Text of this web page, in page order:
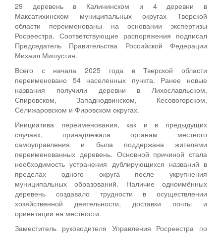
29 деревень в Калининском и 4 деревни в
Максатихинском муниципальных округах Тверской
области переименованы на основании экспертизы
Росреестра. Соответствующие распоряжения подписал
Председатель Правительства Российской Федерации
Михаил Мишустин.
Всего с начала 2025 года в Тверской области
переименовано 54 населенных пункта. Ранее новые
названия получили деревни в Лихославльском,
Спировском, Западнодвинском, Кесовогорском,
Селижаровском и Фировском округах.
Инициатива переименования, как и в предыдущих
случаях, принадлежала органам местного
самоуправления и была поддержана жителями
переименованных деревень. Основной причиной стала
необходимость устранения дублирующихся названий в
пределах одного округа после укрупнения
муниципальных образований. Наличие одноимённых
деревень создавало трудности в осуществлении
хозяйственной деятельности, доставки почты и
ориентации на местности.
Заместитель руководителя Управления Росреестра по